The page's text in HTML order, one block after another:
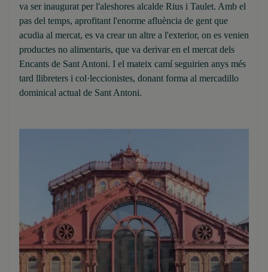
va ser inaugurat per l'aleshores alcalde Rius i Taulet. Amb el
pas del temps, aprofitant l'enorme afluència de gent que
acudia al mercat, es va crear un altre a l'exterior, on es venien
productes no alimentaris, que va derivar en el mercat dels
Encants de Sant Antoni. I el mateix camí seguirien anys més
tard llibreters i col·leccionistes, donant forma al mercadillo
dominical actual de Sant Antoni.